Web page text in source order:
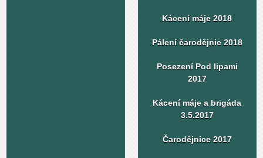
Kácení máje 2018
Pálení čarodějnic 2018
Posezení Pod lipami
2017
Kácení máje a brigáda
3.5.2017
Čarodějnice 2017